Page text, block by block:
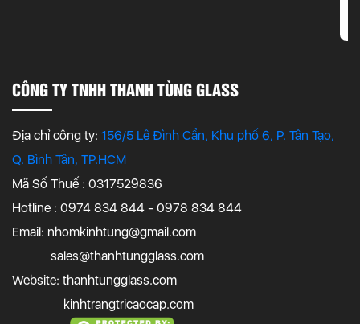
CÔNG TY TNHH THANH TÙNG GLASS
Địa chỉ công ty: 156/5 Lê Đình Cẩn, Khu phố 6, P. Tân Tạo,
Q. Bình Tân, TP.HCM
Mã Số Thuế : 0317529836
Hotline : 0974 834 844 - 0978 834 844
Email: nhomkinhtung@gmail.com
sales@thanhtungglass.com
Website: thanhtungglass.com
kinhtrangtricaocap.com